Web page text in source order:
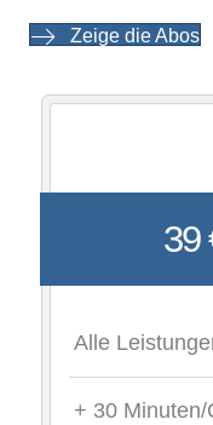
Zeige die Abos
39
Alle
+ 30